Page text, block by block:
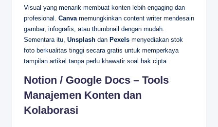
Visual yang menarik membuat konten lebih engaging dan
profesional. Canvamemungkinkan content writer mendesain
gambar, infografis, atau thumbnail dengan mudah.
Sementara itu, Unsplash dan Pexels menyediakan stok
foto berkualitas tinggi secara gratis untuk memperkaya
tampilan artikel tanpa perlu khawatir soal hak cipta.
Notion / Google Docs – Tools
Manajemen Konten dan
Kolaborasi